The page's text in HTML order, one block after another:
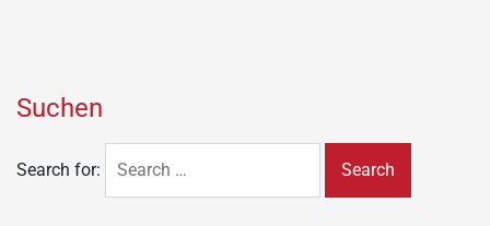
Suchen
Search for: